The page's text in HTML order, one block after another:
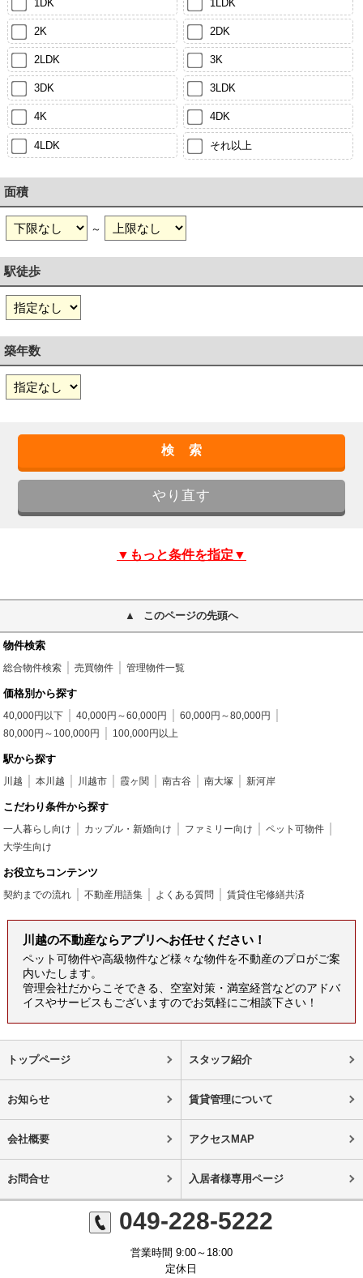
1DK 1LDK
2K 2DK
2LDK 3K
3DK 3LDK
4K 4DK
4LDK それ以上
面積
～
駅徒歩
築年数
▼もっと条件を指定▼
このページの先頭へ
物件検索
総合物件検索 売買物件 管理物件一覧
価格別から探す
40,000円以下 40,000円～60,000円
60,000円～80,000円
80,000円～100,000円
100,000円以上
駅から探す
川越 本川越 川越市 霞ヶ関 南古谷 南大塚 新河岸
こだわり条件から探す
一人暮らし向け カップル・新婚向け ファミリー向け
ペット可物件
大学生向け
お役立ちコンテンツ
契約までの流れ 不動産用語集 よくある質問 賃貸住宅修繕共済
川越の不動産ならアプリへお任せください！
ペット可物件や高級物件など様々な物件を不動産のプロがご案
内いたします。
管理会社だからこそできる、空室対策・満室経営などのアドバ
イスやサービスもございますのでお気軽にご相談下さい！
トップページ スタッフ紹介
お知らせ 賃貸管理について
会社概要 アクセスMAP
お問合せ 入居者様専用ページ
049-228-5222
営業時間 9:00～18:00
定休日